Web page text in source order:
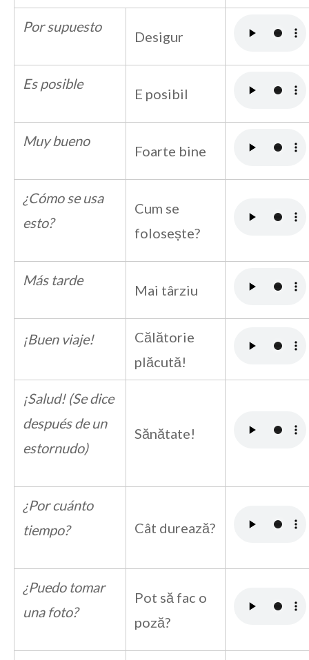
Por supuesto
Desigur
Es posible
E posibil
Muy bueno
Foarte bine
¿Cómo se usa
esto?
Cum se
folosește?
Más tarde
Mai târziu
¡Buen viaje!
Călătorie
plăcută!
¡Salud! (Se dice
después de un
estornudo)
Sănătate!
¿Por cuánto
tiempo?
Cât durează?
¿Puedo tomar
una foto?
Pot să fac o
poză?